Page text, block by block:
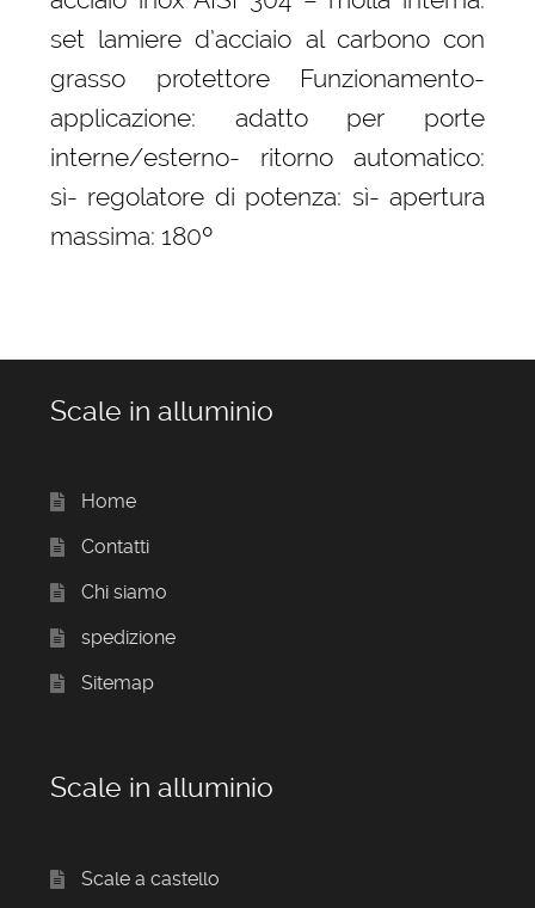
set lamiere d’acciaio al carbono con
grasso protettore Funzionamento-
applicazione: adatto per porte
interne/esterno- ritorno automatico:
sì- regolatore di potenza: sì- apertura
massima: 180º
Scale in alluminio
Home
Contatti
Chi siamo
spedizione
Sitemap
Scale in alluminio
Scale a castello